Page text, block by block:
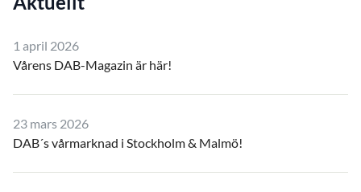
1 april 2026
Vårens DAB-Magazin är här!
23 mars 2026
DAB´s vårmarknad i Stockholm & Malmö!